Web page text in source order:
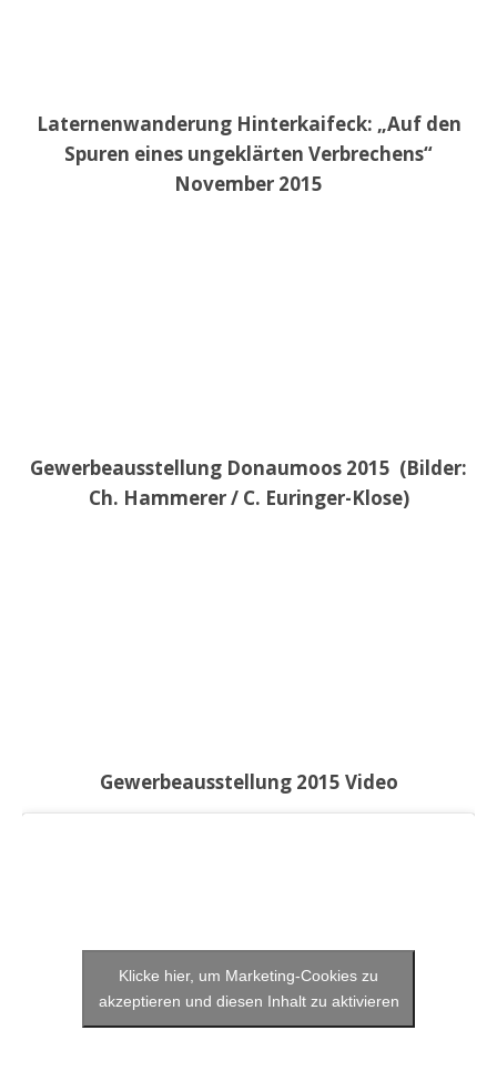
Laternenwanderung Hinterkaifeck: „Auf den
Spuren eines ungeklärten Verbrechens“
November 2015
Gewerbeausstellung Donaumoos 2015 (Bilder:
Ch. Hammerer / C. Euringer-Klose)
Gewerbeausstellung 2015 Video
Klicke hier, um Marketing-Cookies zu
akzeptieren und diesen Inhalt zu aktivieren